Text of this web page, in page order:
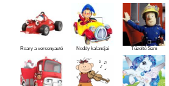
Roary a versenyautó Noddy kalandjai Tűzoltó Sam